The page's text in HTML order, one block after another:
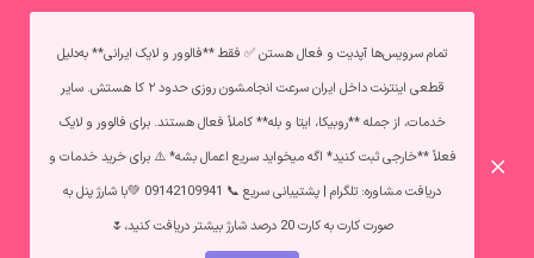
تمام سرویس‌ها آپدیت و فعال هستن ✅ فقط **فالوور و لایک ایرانی** به‌دلیل
قطعی اینترنت داخل ایران سرعت انجامشون روزی حدود ۲ کا هستش. سایر
خدمات، از جمله **روبیکا، ایتا و بله** کاملاً فعال هستند. برای فالوور و لایک
فعلاً **خارجی ثبت کنید* اگه میخواید سریع اعمال بشه* ⚠️ برای خرید خدمات و
دریافت مشاوره: تلگرام | پشتیبانی سریع 📞 09142109941 💚با شارژ پنل به
صورت کارت به کارت 20 درصد شارژ بیشتر دریافت کنید،🌷